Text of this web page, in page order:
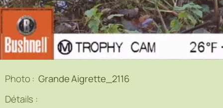
Photo :Grande Aigrette_2116
Détails :